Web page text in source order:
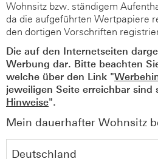
Wohnsitz bzw. ständigem
da die aufgeführten Wertpapiere
den dortigen Vorschriften
Die auf den Internetseiten
Werbung dar. Bitte beachten
welche über den Link "
jeweiligen Seite erreichbar sind
Hinweise".
Mein dauerhafter Wohnsitz